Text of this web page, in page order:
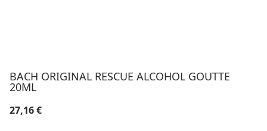
BACH ORIGINAL RESCUE ALCOHOL GOUTTE
20ML
27,16€